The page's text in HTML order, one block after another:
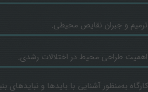
به‌منظور آشنایی با بایدها و نبایدهای